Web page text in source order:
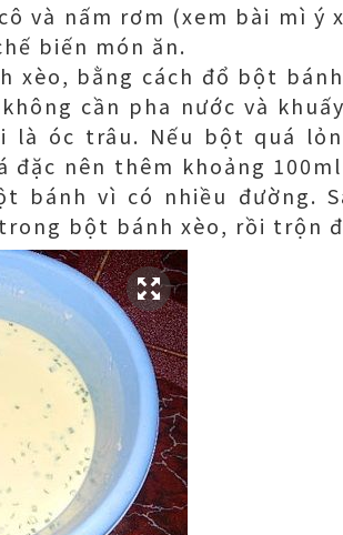
và nấm rơm (xem bài mì ý
biến món ăn.
xèo, bằng cách đổ bột
cần pha nước và
là óc trâu. Nếu bột quá
đặc nên thêm khoảng
bánh vì có nhiều đường.
bột bánh xèo, rồi trộn